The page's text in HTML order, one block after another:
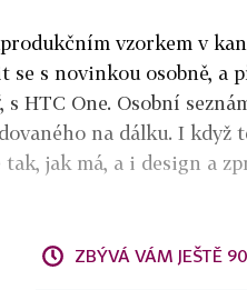
vzorkem v
se s novinkou osobně, a
s HTC One. Osobní
na dálku. I když
jak má, a i design a
ZBÝVÁ VÁM JEŠTĚ